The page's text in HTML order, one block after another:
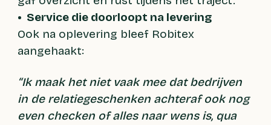
• Service die doorloopt na levering
Ook na oplevering bleef Robitex
aangehaakt:
“Ik maak het niet vaak mee dat bedrijven
in de relatiegeschenken achteraf ook nog
even checken of alles naar wens is, qua